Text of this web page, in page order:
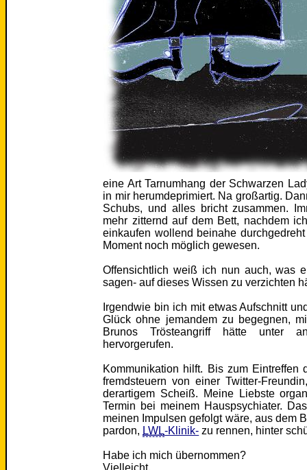
eine Art Tarnumhang der Schwarzen
in mir herumdeprimiert. Na großartig.
Schubs, und alles bricht zusammen.
mehr zitternd auf dem Bett, nachdem
einkaufen wollend beinahe
Moment noch möglich gewesen.
Offensichtlich weiß ich nun auch, was
sagen- auf dieses Wissen zu verzichten
Irgendwie bin ich mit etwas Aufschnitt
Glück ohne jemandem zu begegnen,
Brunos Trösteangriff hätte unter
hervorgerufen.
Kommunikation hilft. Bis zum
fremdsteuern von einer Twitter-
derartigem Scheiß. Meine Liebste
Termin bei meinem Hauspsychiater.
meinen Impulsen gefolgt wäre, aus dem
pardon, LWL-Klinik- zu rennen, hinter
Habe ich mich übernommen?